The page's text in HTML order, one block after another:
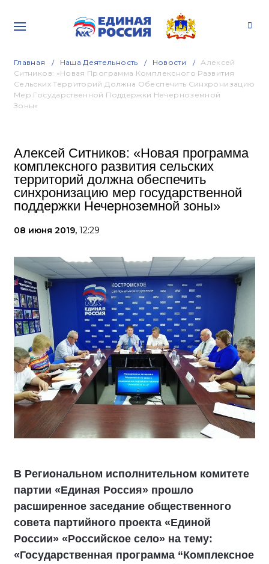
Главная Наша Деятельность Новости
Алексей
Ситников: «Новая Программа Комплексного Развития
Сельских Территорий Должна Обеспечить Синхронизацию
Мер Государственной Поддержки Нечерноземной
Зоны»
Алексей Ситников: «Новая программа
комплексного развития сельских
территорий должна обеспечить
синхронизацию мер государственной
поддержки Нечерноземной зоны»
08 июня 2019, 12:29
В Региональном исполнительном комитете
партии «Единая Россия» прошло
расширенное заседание общественного
совета партийного проекта «Единой
России» «Российское село» на тему:
«Государственная программа “Комплексное